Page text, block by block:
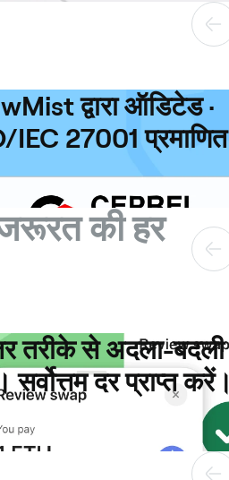
द्वारा ऑडिटेड ·
IEC 27001 प्रमाणित
की हर
तरीके से अदला-बदली
दर प्राप्त करें।